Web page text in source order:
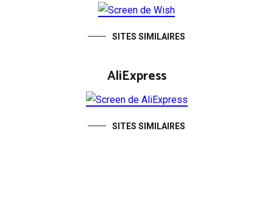
SITES SIMILAIRES
AliExpress
SITES SIMILAIRES